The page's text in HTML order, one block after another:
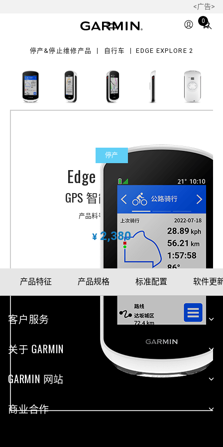
<广告>
0
Total
停产&停止维修产品 自行车 EDGE EXPLORE 2
停产
Edge Explore 2
GPS 智能导航码表
产品料号 010-02703-30
¥ 2,380
产品特征 产品规格 标准配置 软件更
客户服务
关于 GARMIN
GARMIN 网站
商业合作